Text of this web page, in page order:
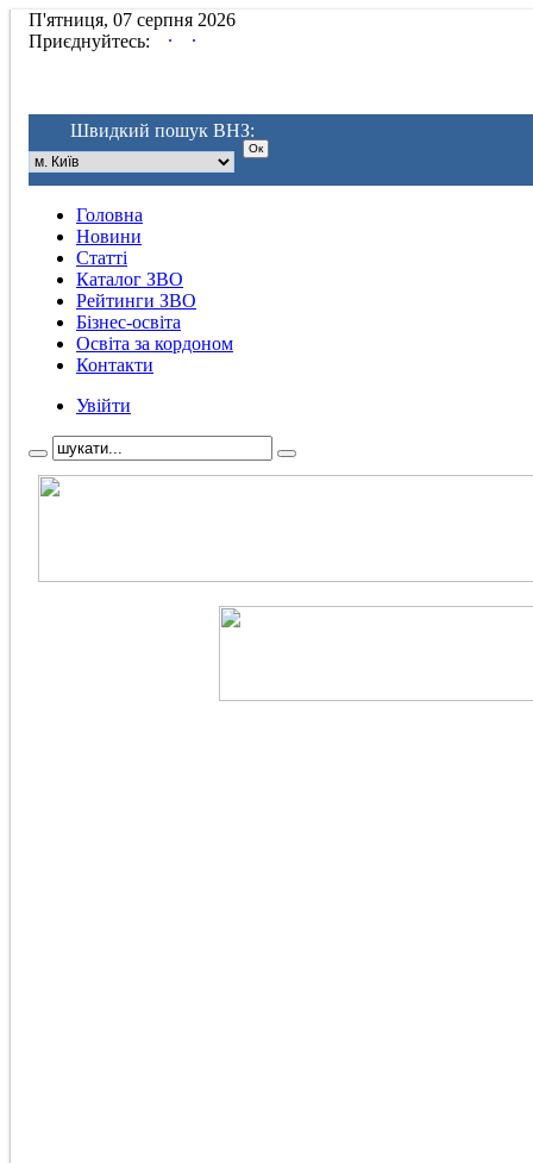
П'ятниця, 07 серпня 2026
Приєднуйтесь:
. .
Швидкий пошук ВНЗ:
Головна
Новини
Статті
Каталог ЗВО
Рейтинги ЗВО
Бізнес-освіта
Освіта за кордоном
Контакти
Увійти